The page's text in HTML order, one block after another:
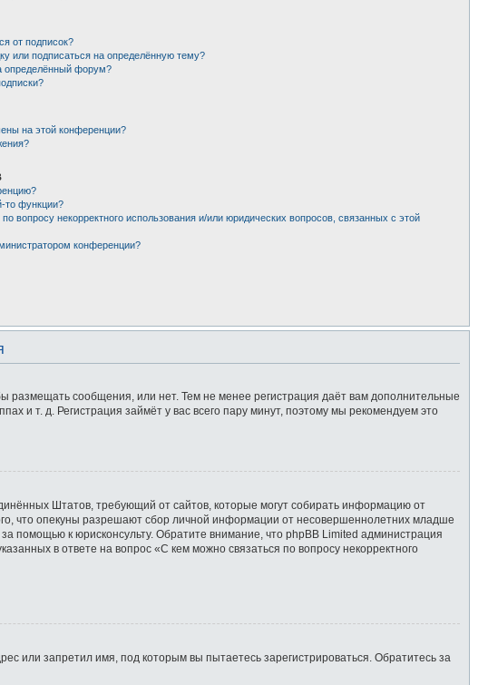
от подписок?
или подписаться на определённую тему?
определённый форум?
на этой конференции?
то функции?
вопросу некорректного использования и/или юридических вопросов, связанных с этой
конференции?
размещать сообщения, или нет. Тем не менее регистрация даёт вам дополнительные
и т. д. Регистрация займёт у вас всего пару минут, поэтому мы рекомендуем это
Штатов, требующий от сайтов, которые могут собирать информацию от
что опекуны разрешают сбор личной информации от несовершеннолетних младше
помощью к юрисконсульту. Обратите внимание, что phpBB Limited администрация
в ответе на вопрос «С кем можно связаться по вопросу некорректного
или запретил имя, под которым вы пытаетесь зарегистрироваться. Обратитесь за